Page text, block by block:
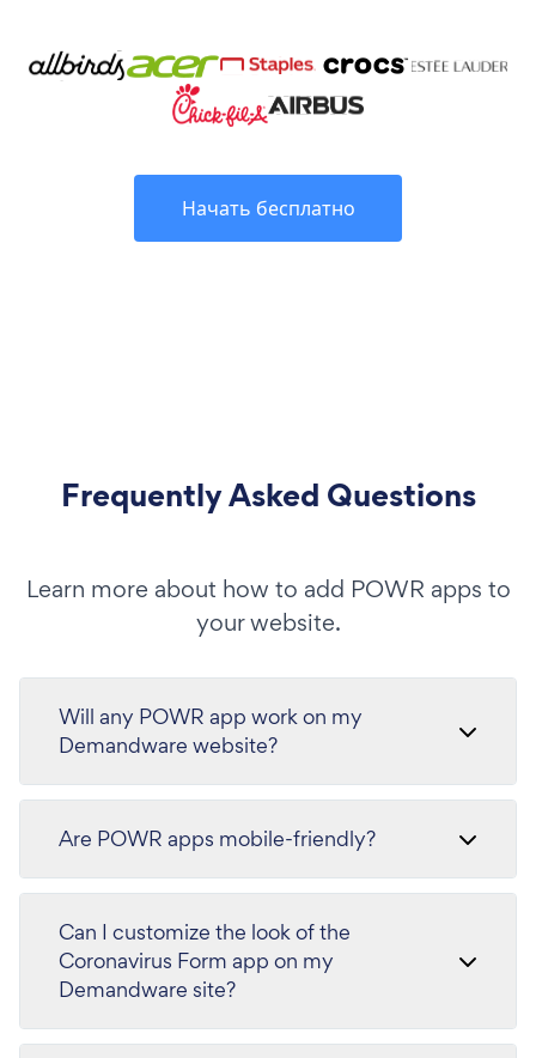
Начать бесплатно
Frequently Asked Questions
Learn more about how to add POWR apps to
your website.
Will any POWR app work on my
Demandware website?
Are POWR apps mobile-friendly?
Can I customize the look of the
Coronavirus Form app on my
Demandware site?